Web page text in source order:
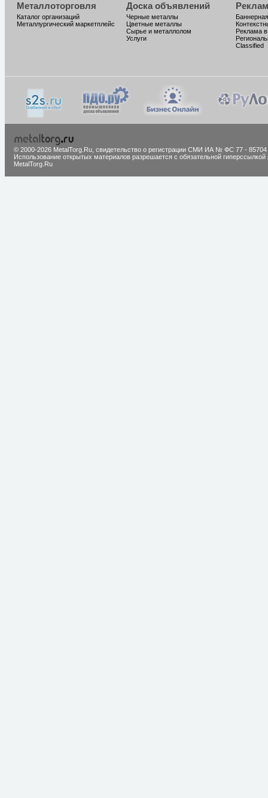
Металлоторговля
Каталог организаций
Металлургический маркетплейс
Доска объявлений
Черные металлы
Цветные металлы
Сырье и металлолом
Услуги
Реклама
Classified
© 2000-2026 MetalTorg.Ru, cвидетельство о регистрации СМИ ИА № ФС 77 - 85704
Использование открытых материалов разрешается с обязательной гиперссылкой
MetalTorg.Ru